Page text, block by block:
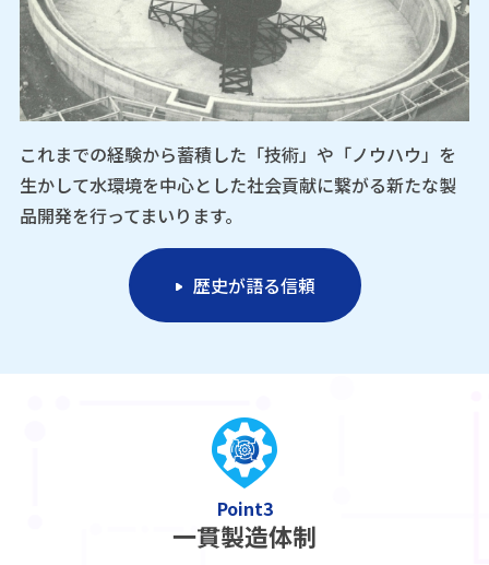
これまでの経験から蓄積した「技術」や「ノウハウ」を
生かして水環境を中心とした社会貢献に繋がる新たな製
品開発を行ってまいります。
歴史が語る信頼
Point3
一貫製造体制